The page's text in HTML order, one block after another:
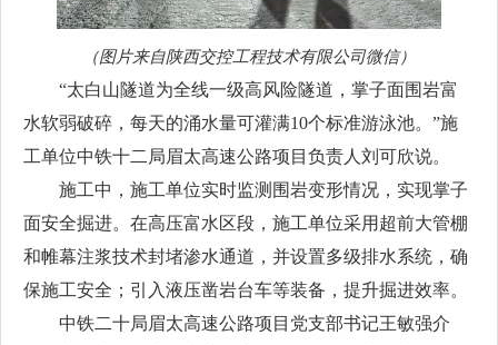
（图片来自陕西交控工程技术有限公司微信）
“太白山隧道为全线一级高风险隧道，掌子面围岩富
水软弱破碎，每天的涌水量可灌满10个标准游泳池。”施
工单位中铁十二局眉太高速公路项目负责人刘可欣说。
施工中，施工单位实时监测围岩变形情况，实现掌子
面安全掘进。在高压富水区段，施工单位采用超前大管棚
和帷幕注浆技术封堵渗水通道，并设置多级排水系统，确
保施工安全；引入液压凿岩台车等装备，提升掘进效率。
中铁二十局眉太高速公路项目党支部书记王敏强介